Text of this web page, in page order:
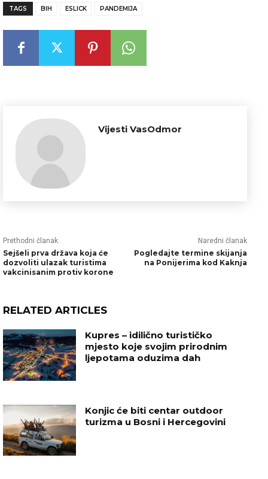
TAGS BIH ESLICK PANDEMIJA
Vijesti VasOdmor
Prethodni članak
Sejšeli prva država koja će
dozvoliti ulazak turistima
vakcinisanim protiv korone
Naredni članak
Pogledajte termine skijanja
na Ponijerima kod Kaknja
RELATED ARTICLES
Kupres – idilično turističko
mjesto koje svojim prirodnim
ljepotama oduzima dah
Konjic će biti centar outdoor
turizma u Bosni i Hercegovini